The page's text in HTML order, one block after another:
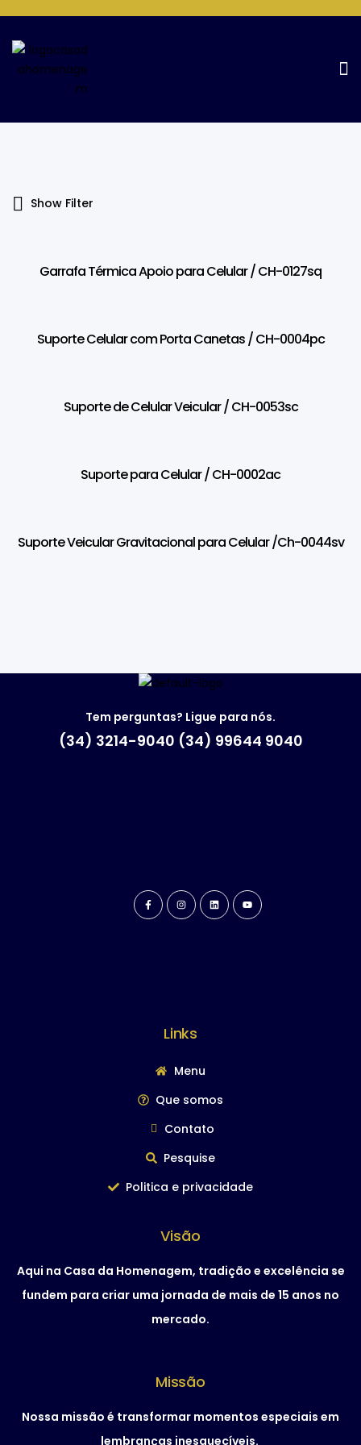
Products Tagged “suporte Para
Home Page
Show Filter
Garrafa Térmica Apoio para Celular / CH-0127sq
Suporte Celular com Porta Canetas / CH-0004pc
Suporte de Celular Veicular / CH-0053sc
Suporte para Celular / CH-0002ac
Suporte Veicular Gravitacional para Celular /Ch-0044sv
Tem perguntas? Ligue para nós.
(34) 3214-9040 (34) 99644 9040
Links
Menu
Que somos
Contato
Pesquise
Politica e privacidade
Visão
Aqui na Casa da Homenagem, tradição e excelência se
fundem para criar uma jornada de mais de 15 anos no
mercado.
Missão
Nossa missão é transformar momentos especiais em
lembranças inesquecíveis.